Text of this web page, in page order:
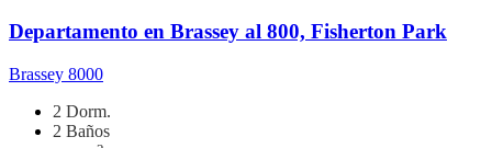
Departamento en Brassey al 800, Fisherton Park
Brassey 8000
2 Dorm.
2 Baños